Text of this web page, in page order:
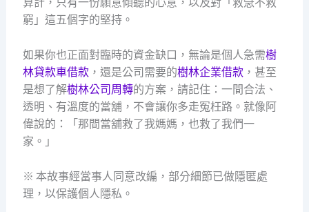
算計，只有一份願意傾聽的心意，以及對「救急不救
窮」這五個字的堅持。
如果你也正面對臨時的資金缺口，無論是個人急需樹
林貸款車借款，還是公司需要的樹林企業借款，甚至
是想了解樹林公司周轉的方案，請記住：一間合法、
透明、有溫度的當舖，不會讓你多走冤枉路。就像阿
偉說的：「那間當舖救了我媽媽，也救了我們一
家。」
※ 本故事經當事人同意改編，部分細節已做隱匿處
理，以保護個人隱私。